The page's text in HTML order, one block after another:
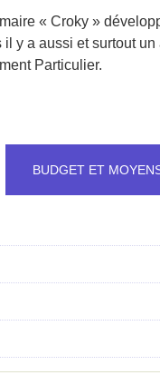
« Croky »
y a aussi et surtout
Particulier.
BUDGET ET